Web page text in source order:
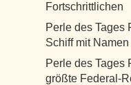
Fortschrittlichen
Perle des Tages
Schiff mit
Perle des Tages
größte Federal-